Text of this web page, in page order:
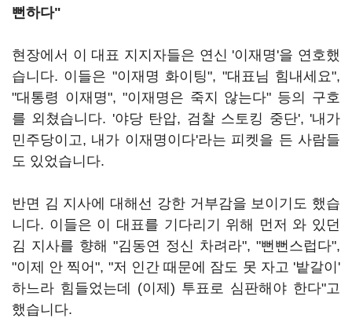
뻔하다"
현장에서 이 대표 지지자들은 연신 '이재명'을 연호했
습니다. 이들은 "이재명 화이팅", "대표님 힘내세요",
"대통령 이재명", "이재명은 죽지 않는다" 등의 구호
를 외쳤습니다. '야당 탄압, 검찰 스토킹 중단', '내가
민주당이고, 내가 이재명이다'라는 피켓을 든 사람들
도 있었습니다.
반면 김 지사에 대해선 강한 거부감을 보이기도 했습
니다. 이들은 이 대표를 기다리기 위해 먼저 와 있던
김 지사를 향해 "김동연 정신 차려라", "뻔뻔스럽다",
"이제 안 찍어", "저 인간 때문에 잠도 못 자고 '밭갈이'
하느라 힘들었는데 (이제) 투표로 심판해야 한다"고
했습니다.